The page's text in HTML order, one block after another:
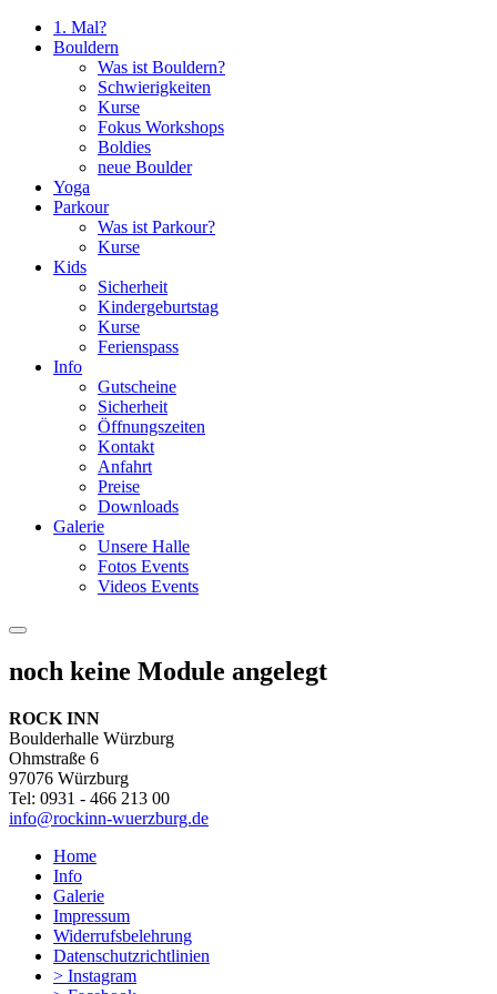
1. Mal?
Bouldern
Was ist Bouldern?
Schwierigkeiten
Kurse
Fokus Workshops
Boldies
neue Boulder
Yoga
Parkour
Was ist Parkour?
Kurse
Kids
Sicherheit
Kindergeburtstag
Kurse
Ferienspass
Info
Gutscheine
Sicherheit
Öffnungszeiten
Kontakt
Anfahrt
Preise
Downloads
Galerie
Unsere Halle
Fotos Events
Videos Events
noch keine Module angelegt
ROCK INN
Boulderhalle Würzburg
Ohmstraße 6
97076 Würzburg
Tel: 0931 - 466 213 00
info@rockinn-wuerzburg.de
Home
Info
Galerie
Impressum
Widerrufsbelehrung
Datenschutzrichtlinien
> Instagram